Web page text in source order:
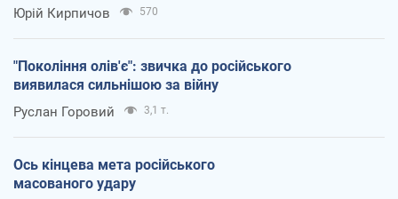
Юрій Кирпичов 570
"Покоління олів'є": звичка до російського
виявилася сильнішою за війну
Руслан Горовий 3,1 т.
Ось кінцева мета російського
масованого удару